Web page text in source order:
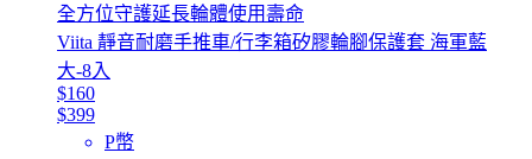
全方位守護延長輪體使用壽命
Viita 靜音耐磨手推車/行李箱矽膠輪腳保護套 海軍藍
大-8入
$160
$399
P幣